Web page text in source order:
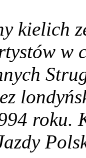
kielich
w
roku.